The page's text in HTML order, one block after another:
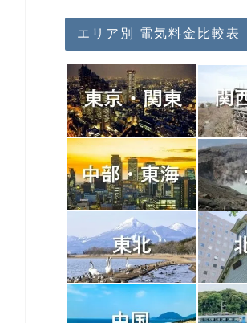
エリア別 電気料金比較表